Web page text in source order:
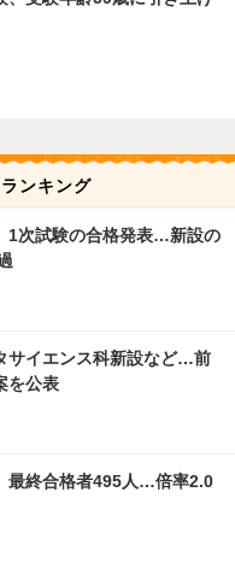
ンキング
1次試験の合格発表…新設の
サイエンス科新設など…前
を公表
最終合格者495人…倍率2.0